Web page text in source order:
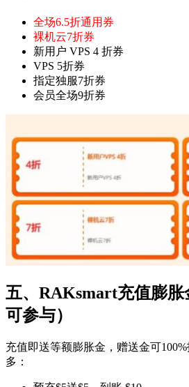
全场6.5折通用券
裸机云7折券
新用户 VPS 4 折券
VPS 5折券
指定独服7折券
会员全场9折券
五、RAKsmart充值膨胀
可参与）
充值即送等额膨胀金，赠送金可
多：